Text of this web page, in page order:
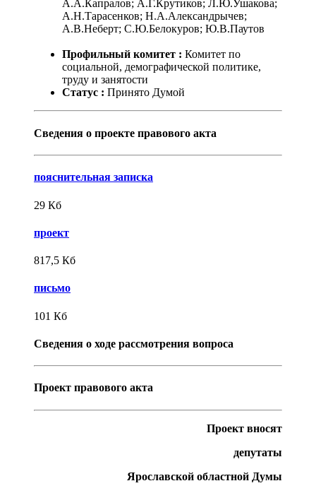
А.А.Капралов; А.Г.Крутиков; Л.Ю.Ушакова;
А.Н.Тарасенков; Н.А.Александрычев;
А.В.Неберт; С.Ю.Белокуров; Ю.В.Паутов
Профильный комитет : Комитет по
социальной, демографической политике,
труду и занятости
Статус : Принято Думой
Сведения о проекте правового акта
пояснительная записка
29 Кб
проект
817,5 Кб
письмо
101 Кб
Сведения о ходе рассмотрения вопроса
Проект правового акта
Проект вносят
депутаты
Ярославской областной Думы